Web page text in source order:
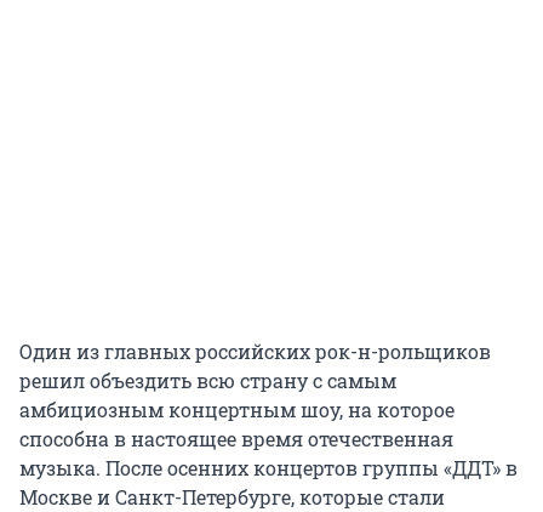
Один из главных российских рок-н-рольщиков
решил объездить всю страну с самым
амбициозным концертным шоу, на которое
способна в настоящее время отечественная
музыка. После осенних концертов группы «ДДТ» в
Москве и Санкт-Петербурге, которые стали